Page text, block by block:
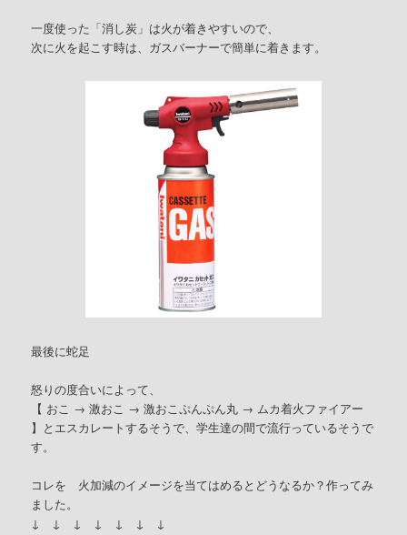
一度使った「消し炭」は火が着きやすいので、
次に火を起こす時は、ガスバーナーで簡単に着きます。
最後に蛇足
怒りの度合いによって、
【 おこ → 激おこ → 激おこぷんぷん丸 → ムカ着火ファイアー
】とエスカレートするそうで、学生達の間で流行っているそうで
す。
コレを 火加減のイメージを当てはめるとどうなるか？作ってみ
ました。
↓ ↓ ↓ ↓ ↓ ↓ ↓